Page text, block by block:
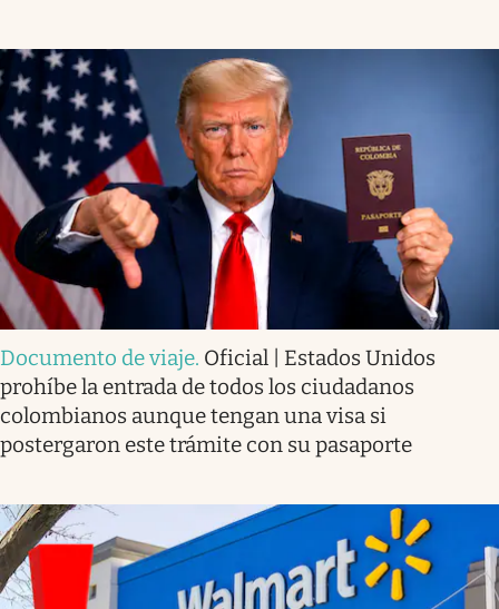
Documento de viaje. Oficial | Estados Unidos
prohíbe la entrada de todos los ciudadanos
colombianos aunque tengan una visa si
postergaron este trámite con su pasaporte